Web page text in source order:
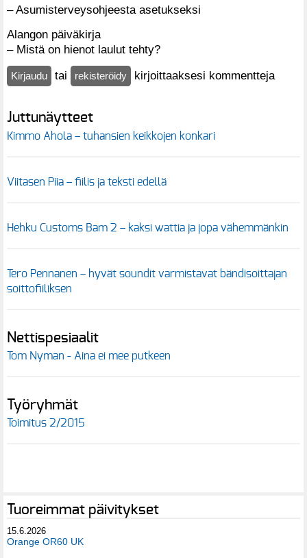
– Asumisterveysohjeesta asetukseksi
Alangon päiväkirja
– Mistä on hienot laulut tehty?
Kirjaudu tai rekisteröidy kirjoittaaksesi kommentteja
Juttunäytteet
Kimmo Ahola – tuhansien keikkojen konkari
Viitasen Piia – fiilis ja teksti edellä
Hehku Customs Bam 2 – kaksi wattia ja jopa vähemmänkin
Tero Pennanen – hyvät soundit varmistavat bändisoittajan
soittofiiliksen
Nettispesiaalit
Tom Nyman - Aina ei mee putkeen
Työryhmät
Toimitus 2/2015
Tuoreimmat päivitykset
15.6.2026
Orange OR60 UK